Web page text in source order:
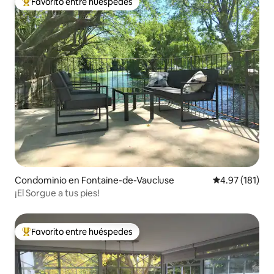
De los mejores en Favorito entre huéspedes
Condominio en Fontaine-de-Vaucluse Calificación
4.97 (181)
¡El Sorgue a tus pies!
De los mejores en Favorito entre huéspedes
Favorito entre huéspedes